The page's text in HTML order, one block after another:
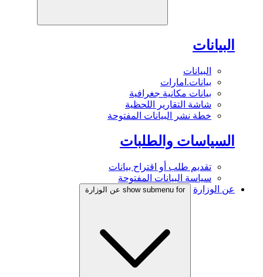
البيانات
البيانات
بيانات.امارات
بيانات مكانية جغرافية
شاشة التقارير اللحظية
خطة نشر البيانات المفتوحة
السياسات والطلبات
تقديم طلب أو اقتراح بيانات
سياسة البيانات المفتوحة
عن الوزارة
show submenu for عن الوزارة